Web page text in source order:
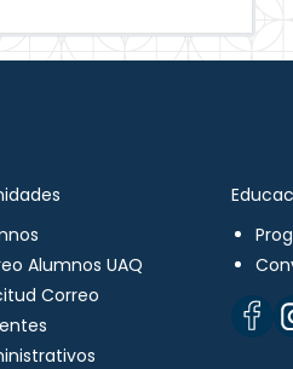
Alumnos UAQ
Correo